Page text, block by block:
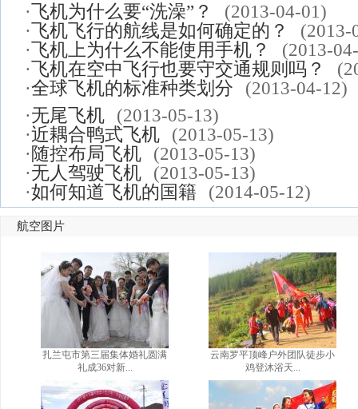
·飞机为什么要“洗澡”？
(2013-04-01)
·飞机飞行的航线是如何确定的？
(2013-
·飞机上为什么不能使用手机？
(2013-
·飞机在空中飞行也要守交通规则吗？
·全球飞机的标准种类划分
(2013-04-12)
·无尾飞机
(2013-05-13)
·近耦合鸭式飞机
(2013-05-13)
·随控布局飞机
(2013-05-13)
·无人驾驶飞机
(2013-05-13)
·如何知道飞机的国籍 (2014-05-12)
航空图片
扎兰屯市第三届集体婚礼圆满
礼成36对新...
云南罗平顶峰户外团队徒步小
鸡登沐浴天...